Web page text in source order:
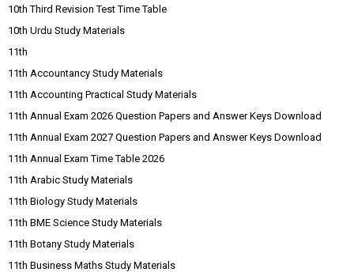
10th Third Revision Test Time Table
10th Urdu Study Materials
11th
11th Accountancy Study Materials
11th Accounting Practical Study Materials
11th Annual Exam 2026 Question Papers and Answer Keys Download
11th Annual Exam 2027 Question Papers and Answer Keys Download
11th Annual Exam Time Table 2026
11th Arabic Study Materials
11th Biology Study Materials
11th BME Science Study Materials
11th Botany Study Materials
11th Business Maths Study Materials